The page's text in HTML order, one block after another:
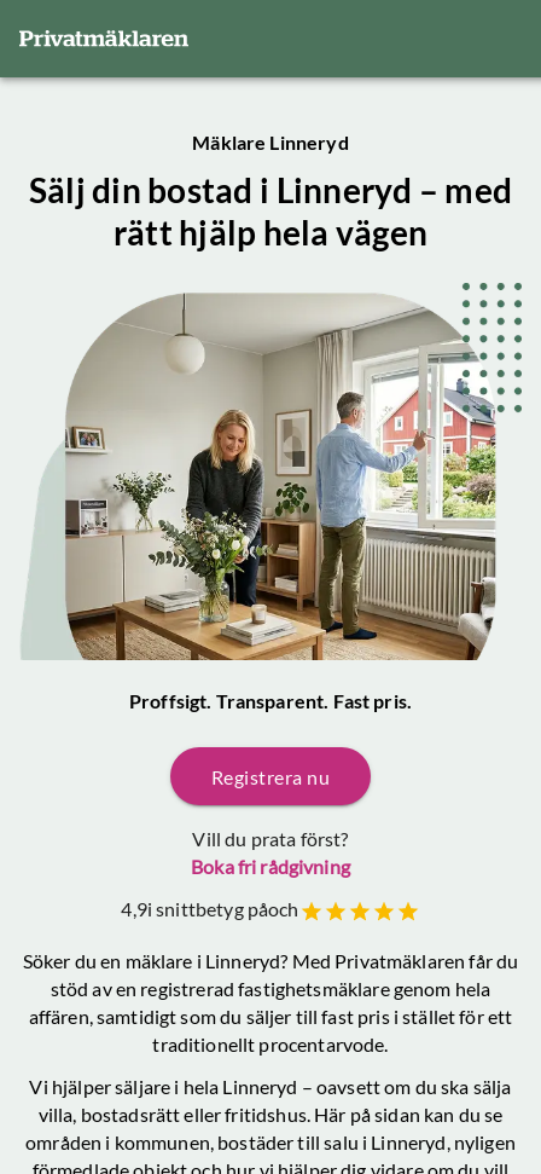
Mäklare Linneryd
Sälj din bostad i Linneryd – med
rätt hjälp hela vägen
Proffsigt. Transparent. Fast pris.
Registrera nu
Vill du prata först?
Boka fri rådgivning
4,9i snittbetyg påoch
Söker du en mäklare i Linneryd? Med Privatmäklaren får du
stöd av en registrerad fastighetsmäklare genom hela
affären, samtidigt som du säljer till fast pris i stället för ett
traditionellt procentarvode.
Vi hjälper säljare i hela Linneryd – oavsett om du ska sälja
villa, bostadsrätt eller fritidshus. Här på sidan kan du se
områden i kommunen, bostäder till salu i Linneryd, nyligen